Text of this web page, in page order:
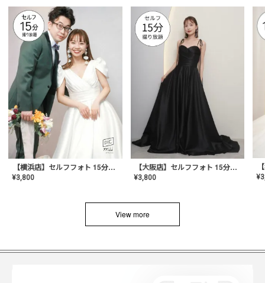
【横浜店】セルフフォト 15分撮り放題プラン
¥3,800
【大阪店】セルフフォト 15分撮り放題プラン
¥3,800 ¥
View more